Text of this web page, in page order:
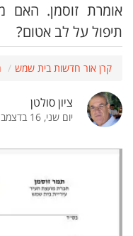
אומרת זוסמן. האם
תיפול על לב אטום?
קרן אור חדשות בית שמש
ציון סולטן
יום שני, 16 בדצמבר 2024, 03:26